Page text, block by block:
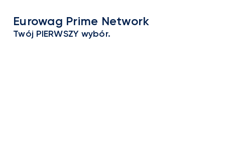
Eurowag Prime Network
Twój PIERWSZY wybór.